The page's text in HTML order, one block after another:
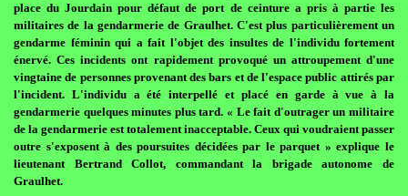
place du Jourdain pour défaut de port de ceinture a pris à partie les
militaires de la gendarmerie de Graulhet. C'est plus particulièrement un
gendarme féminin qui a fait l'objet des insultes de l'individu fortement
énervé. Ces incidents ont rapidement provoqué un attroupement d'une
vingtaine de personnes provenant des bars et de l'espace public attirés par
l'incident. L'individu a été interpellé et placé en garde à vue à la
gendarmerie quelques minutes plus tard. « Le fait d'outrager un militaire
de la gendarmerie est totalement inacceptable. Ceux qui voudraient passer
outre s'exposent à des poursuites décidées par le parquet » explique le
lieutenant Bertrand Collot, commandant la brigade autonome de
Graulhet.